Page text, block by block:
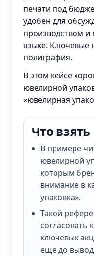
печати под
удобен для
производством
языке. Ключевые
полиграфия.
В этом кейсе
ювелирной
«ювелирная
Что
В примере
ювелирной
которым
внимание в
упаковка».
Такой
согласовать
ключевых
еще до